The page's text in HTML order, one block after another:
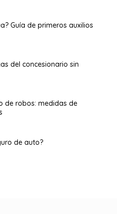
Guía de primeros auxilios
del concesionario sin
de robos: medidas de
de auto?